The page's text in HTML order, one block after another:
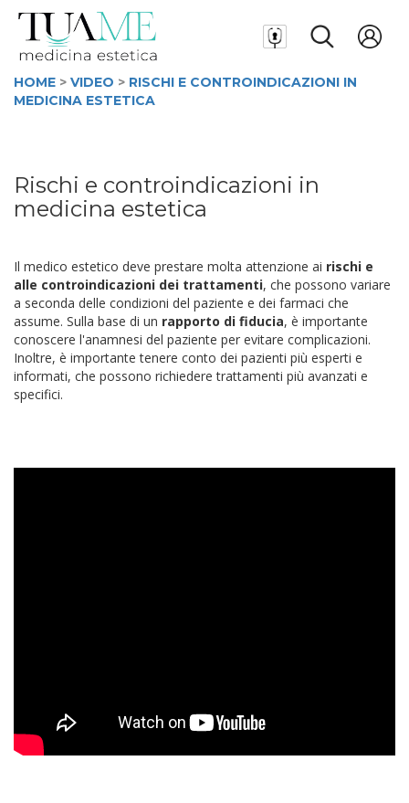
HOME > VIDEO > RISCHI E CONTROINDICAZIONI IN
MEDICINA ESTETICA
Rischi e controindicazioni in
medicina estetica
Il medico estetico deve prestare molta attenzione ai rischi e
alle controindicazioni dei trattamenti, che possono variare
a seconda delle condizioni del paziente e dei farmaci che
assume. Sulla base di un rapporto di fiducia, è importante
conoscere l'anamnesi del paziente per evitare complicazioni.
Inoltre, è importante tenere conto dei pazienti più esperti e
informati, che possono richiedere trattamenti più avanzati e
specifici.